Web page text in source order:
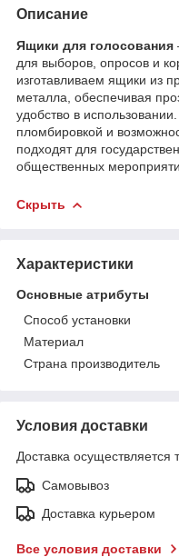
Описание
Ящики для голосования
для выборов, опросов и
изготавливаем ящики из
металла, обеспечивая
удобство в
пломбировкой и
подходят для
общественных
Скрыть
Характеристики
Основные атрибуты
Способ установки
Материал
Страна производитель
Условия доставки
Доставка осуществляется
Самовывоз
Доставка курьером
Все условия доставки